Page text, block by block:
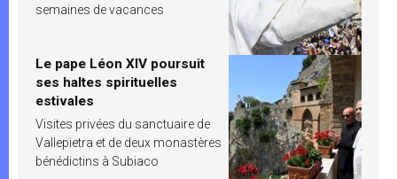
semaines de vacances
Le pape Léon XIV poursuit
ses haltes spirituelles
estivales
Visites privées du sanctuaire de
Vallepietra et de deux monastères
bénédictins à Subiaco